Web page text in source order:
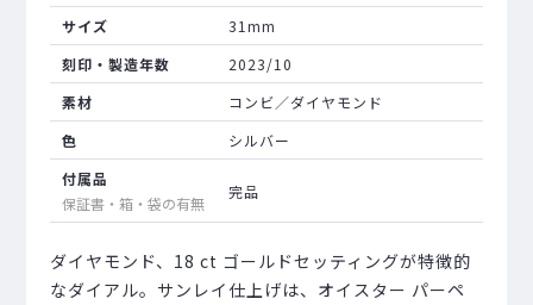
サイズ
31mm
刻印・製造年数
2023/10
素材
コンビ／ダイヤモンド
色
シルバー
付属品
保証書・箱・袋の有無
完品
ダイヤモンド、18 ct ゴールドセッティングが特徴的
なダイアル。サンレイ仕上げは、オイスター パーペ